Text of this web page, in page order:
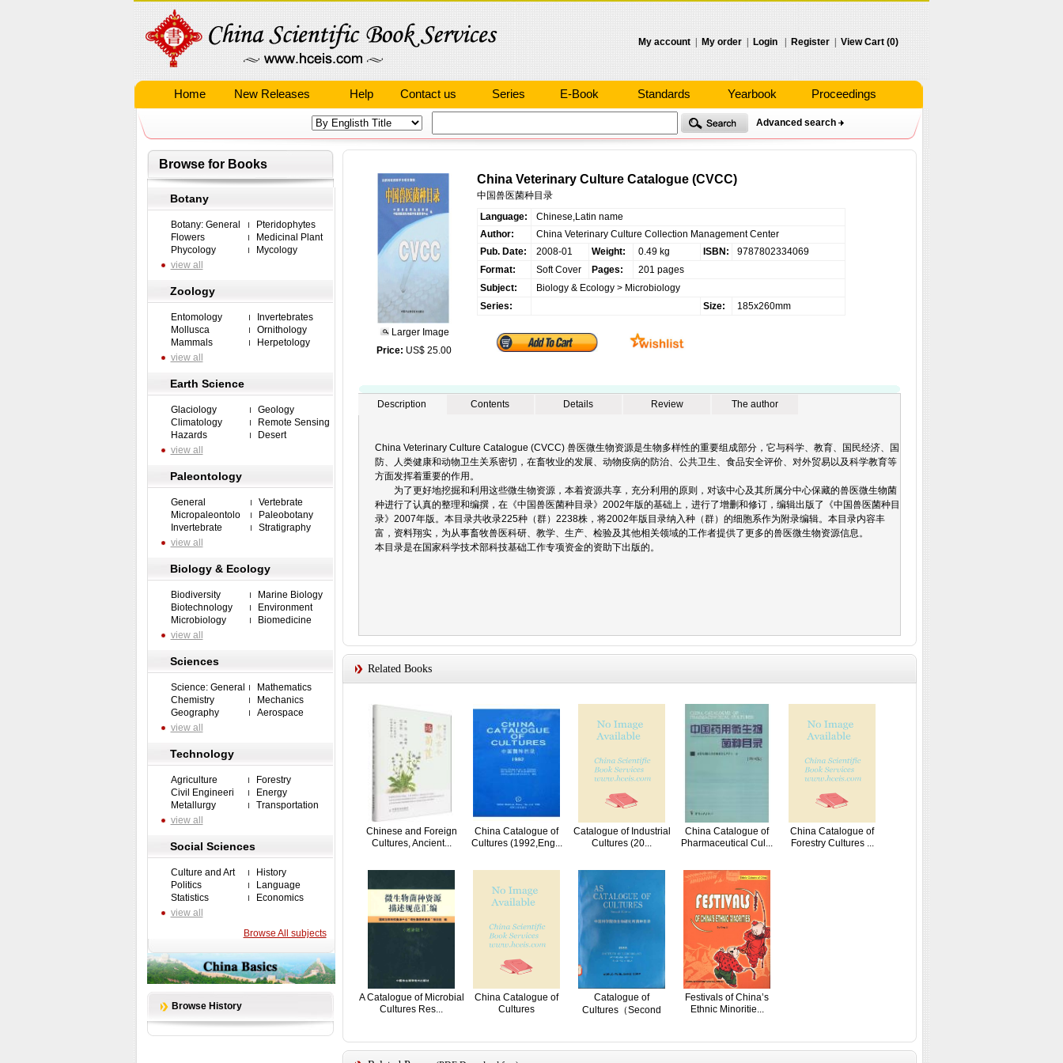
My account My order Login Register View Cart (0)
Home New Releases Help Contact us Series E-Book Standards Yearbook Proceedings
Advanced search
Browse for Books
Botany
Botany: General
Pteridophytes
Flowers
Medicinal Plant
Phycology
Mycology
view all
Zoology
Entomology
Invertebrates
Mollusca
Ornithology
Mammals
Herpetology
view all
Earth Science
Glaciology
Geology
Climatology
Remote Sensing
Hazards
Desert
view all
Paleontology
General
Vertebrate
Micropaleontolo
Paleobotany
Invertebrate
Stratigraphy
view all
Biology & Ecology
Biodiversity
Marine Biology
Biotechnology
Environment
Microbiology
Biomedicine
view all
Sciences
Science: General
Mathematics
Chemistry
Mechanics
Geography
Aerospace
view all
Technology
Agriculture
Forestry
Civil Engineeri
Energy
Metallurgy
Transportation
view all
Social Sciences
Culture and Art
History
Politics
Language
Statistics
Economics
view all
Browse All subjects
Browse History
Larger Image
Price: US$ 25.00
China Veterinary Culture Catalogue (CVCC)
中国兽医菌种目录
Language:
Chinese,Latin name
Author:
China Veterinary Culture Collection Management Center
Pub. Date:
2008-01 Weight: 0.49 kg ISBN:
9787802334069
Format:
Soft Cover Pages:
201 pages
Subject:
Biology & Ecology> Microbiology
Series:
Size: 185x260mm
Description Contents Details Review The author
China Veterinary Culture Catalogue (CVCC) 兽医微生物资源是生物多样性的重要组成部分，它与科学、教育、国民经济、国
防、人类健康和动物卫生关系密切，在畜牧业的发展、动物疫病的防治、公共卫生、食品安全评价、对外贸易以及科学教育等
方面发挥着重要的作用。
为了更好地挖掘和利用这些微生物资源，本着资源共享，充分利用的原则，对该中心及其所属分中心保藏的兽医微生物菌
种进行了认真的整理和编撰，在《中国兽医菌种目录》2002年版的基础上，进行了增删和修订，编辑出版了《中国兽医菌种目
录》2007年版。本目录共收录225种（群）2238株，将2002年版目录纳入种（群）的细胞系作为附录编辑。本目录内容丰
富，资料翔实，为从事畜牧兽医科研、教学、生产、检验及其他相关领域的工作者提供了更多的兽医微生物资源信息。
本目录是在国家科学技术部科技基础工作专项资金的资助下出版的。
Related Books
Chinese and Foreign
Cultures, Ancient...
China Catalogue of
Cultures (1992,Eng...
Catalogue of Industrial
Cultures (20...
China Catalogue of
Pharmaceutical Cul...
China Catalogue of
Forestry Cultures ...
A Catalogue of Microbial
Cultures Res...
China Catalogue of
Cultures
Catalogue of
Cultures（Second
Festivals of China’s
Ethnic Minoritie...